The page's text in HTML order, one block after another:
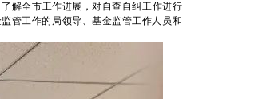
解全市工作进展，对自查自纠工作进行
管工作的局领导、基金监管工作人员和